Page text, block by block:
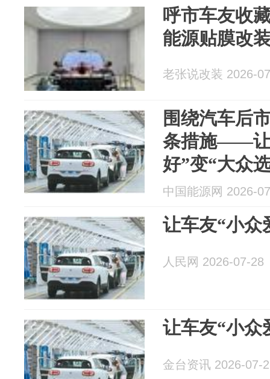
呼市车友收
能源贴膜改
老张说改装 2026-
围绕汽车后
条措施——让
好”变“大众
中国能源网 2026-
让车友“小众
人民网 2026-07-28
让车友“小众
金台资讯 2026-07-